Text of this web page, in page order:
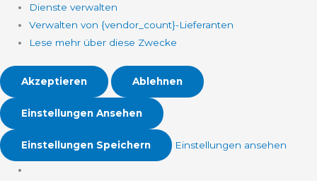
Dienste verwalten
Verwalten von {vendor_count}-Lieferanten
Lese mehr über diese Zwecke
Akzeptieren Ablehnen
Einstellungen Ansehen
Einstellungen Speichern Einstellungen ansehen